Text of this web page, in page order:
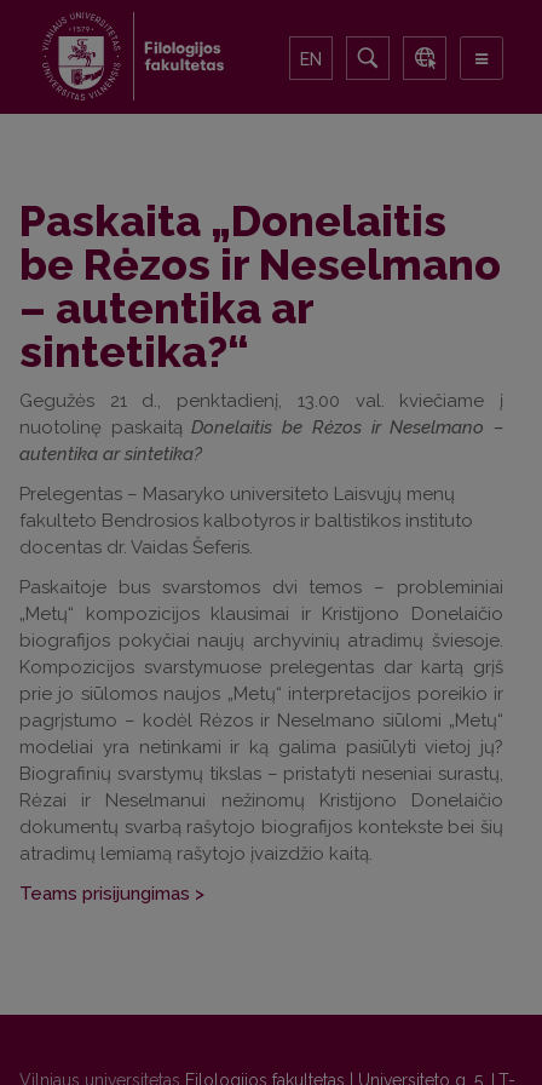
EN
Paskaita „Donelaitis
be Rėzos ir Neselmano
– autentika ar
sintetika?“
Gegužės 21 d., penktadienį, 13.00 val. kviečiame į
nuotolinę paskaitąDonelaitis be Rėzos ir Neselmano –
autentika ar sintetika?
Prelegentas – Masaryko universiteto Laisvųjų menų
fakulteto Bendrosios kalbotyros ir baltistikos instituto
docentas dr. Vaidas Šeferis.
Paskaitoje bus svarstomos dvi temos – probleminiai
„Metų“ kompozicijos klausimai ir Kristijono Donelaičio
biografijos pokyčiai naujų archyvinių atradimų šviesoje.
Kompozicijos svarstymuose prelegentas dar kartą grįš
prie jo siūlomos naujos „Metų“ interpretacijos poreikio ir
pagrįstumo – kodėl Rėzos ir Neselmano siūlomi „Metų“
modeliai yra netinkami ir ką galima pasiūlyti vietoj jų?
Biografinių svarstymų tikslas – pristatyti neseniai surastų,
Rėzai ir Neselmanui nežinomų Kristijono Donelaičio
dokumentų svarbą rašytojo biografijos kontekste bei šių
atradimų lemiamą rašytojo įvaizdžio kaitą.
Teams prisijungimas >
Vilniaus universitetas Filologijos fakultetas | Universiteto g. 5, LT-